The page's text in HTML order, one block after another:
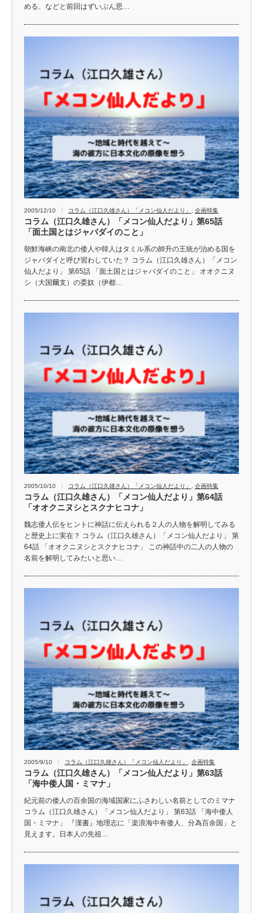
める、などと前回はずいぶん思…
2005/12/10 コラム（江口久雄さん）「メコン仙人だより」 企画特集
コラム（江口久雄さん）「メコン仙人だより」第65話
「面土国とはジャバダイのこと」
朝鮮海峡の南北の倭人や韓人はタミル系の帥升の王統が治める国を
ジャバダイと呼び習わしていた？ コラム（江口久雄さん）「メコン
仙人だより」 第65話 「面土国とはジャバダイのこと」 オオクニヌ
シ（大国爾支）の委奴（伊都…
2005/10/10 コラム（江口久雄さん）「メコン仙人だより」 企画特集
コラム（江口久雄さん）「メコン仙人だより」第64話
「オオクニヌシとスクナヒコナ」
魏志倭人伝をヒントに神話に伝えられる２人の人物を解明してみる
と歴史上に実在？ コラム（江口久雄さん）「メコン仙人だより」 第
64話 「オオクニヌシとスクナヒコナ」 この神話中の二人の人物の
名前を解明してみたいと思い…
2005/9/10 コラム（江口久雄さん）「メコン仙人だより」 企画特集
コラム（江口久雄さん）「メコン仙人だより」第63話
「海中倭人国・ミマナ」
紀元前の倭人の百余国の海域国家にふさわしい名前としてのミマナ
コラム（江口久雄さん）「メコン仙人だより」 第63話 「海中倭人
国・ミマナ」 『漢書』地理志に「楽浪海中有倭人、分為百余国」と
見えます。日本人の先祖…